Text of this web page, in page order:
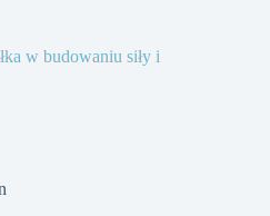
w budowaniu siły i